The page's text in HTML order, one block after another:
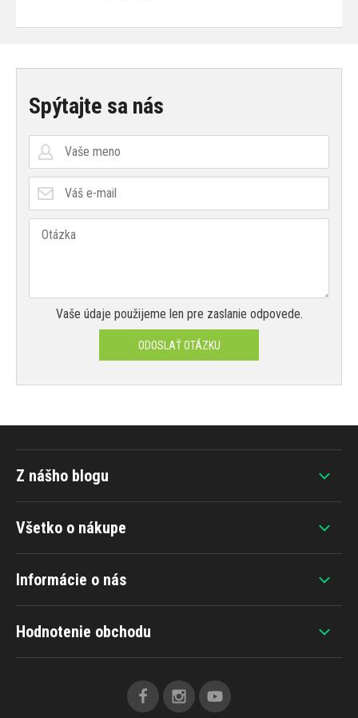
Spýtajte sa nás
Vaše údaje použijeme len pre zaslanie odpovede.
ODOSLAŤ OTÁZKU
Všetko o nákupe
Informácie o nás
Hodnotenie obchodu
Z nášho blogu